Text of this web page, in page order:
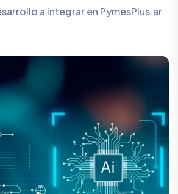
a integrar en PymesPlus.ar.